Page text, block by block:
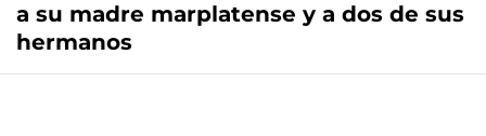
a su madre marplatense y a dos de sus
hermanos